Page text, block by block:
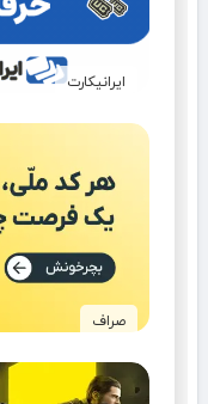
ایرانیکارت
صراف